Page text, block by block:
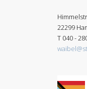
22299
T 040 -